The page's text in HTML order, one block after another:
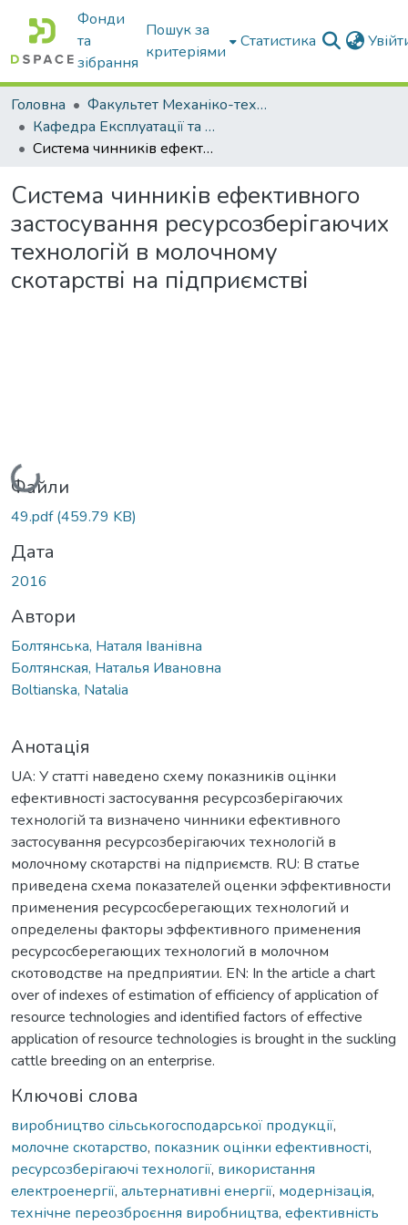
Фонди
та
зібрання
Пошук за
критеріями
Статистика
Головна
Факультет Механіко-технологічний
Кафедра Експлуатації та технічного сервісу машин
Система чинників ефективного застосування ресурсозберігаючих технологій в молочному скотарстві на підприємстві
Система чинників ефективного
застосування ресурсозберігаючих
технологій в молочному
скотарстві на підприємстві
Вантажиться...
Файли
49.pdf(459.79 KB)
Дата
2016
Автори
Болтянська, Наталя Іванівна
Болтянская, Наталья Ивановна
Boltianska, Natalia
Анотація
UA: У статті наведено схему показників оцінки
ефективності застосування ресурсозберігаючих
технологій та визначено чинники ефективного
застосування ресурсозберігаючих технологій в
молочному скотарстві на підприємств. RU: В статье
приведена схема показателей оценки эффективности
применения ресурсосберегающих технологий и
определены факторы эффективного применения
ресурсосберегающих технологий в молочном
скотоводстве на предприятии. EN: In the article a chart
over of indexes of estimation of efficiency of application of
resource technologies and identified factors of effective
application of resource technologies is brought in the suckling
cattle breeding on an enterprise.
Ключові слова
виробництво сільськогосподарської продукції,
молочне скотарство, показник оцінки ефективності,
ресурсозберігаючі технології, використання
електроенергії, альтернативні енергії, модернізація,
технічне переозброєння виробництва, ефективність